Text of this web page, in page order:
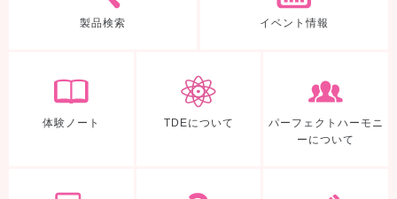
製品検索 イベント情報
体験ノート TDEについて
パーフェクトハーモニ
ーについて